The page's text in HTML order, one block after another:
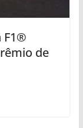
F1®
de